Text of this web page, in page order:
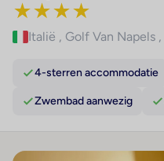
★★★★
Italië , Golf Van Napels ,
4-sterren accommodatie
Zwembad aanwezig